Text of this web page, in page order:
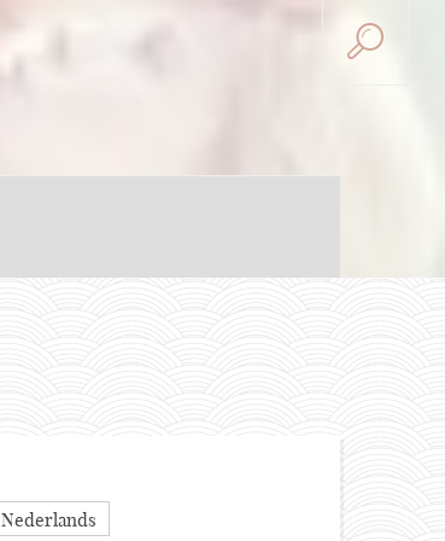
Nederlands